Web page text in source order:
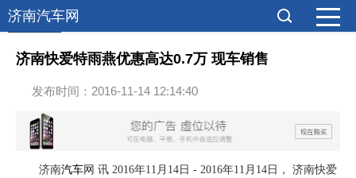
济南汽车网
导购新闻
济南快爱特雨燕优惠高达0.7万 现车销售
发布时间：2016-11-14 12:14:40
济南汽车网 讯 2016年11月14日 - 2016年11月14日， 济南快爱